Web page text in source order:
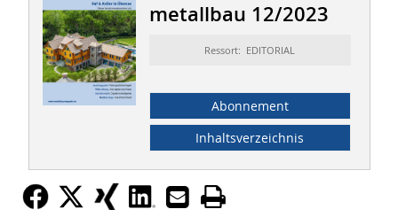
metallbau 12/2023
Ressort: EDITORIAL
Abonnement
Inhaltsverzeichnis